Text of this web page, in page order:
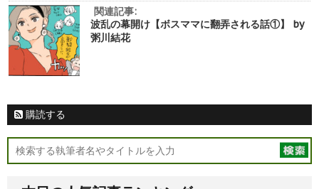
関連記事:
波乱の幕開け【ボスママに翻弄される話①】 by
粥川結花
購読する